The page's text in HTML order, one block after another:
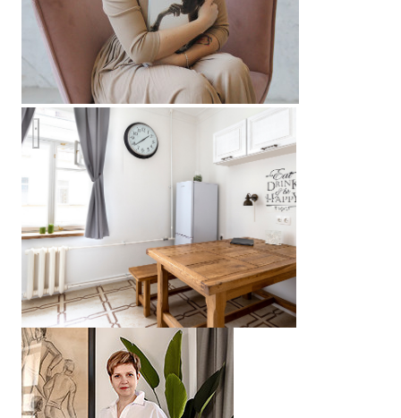
Скандинавский лаконизм под аренду